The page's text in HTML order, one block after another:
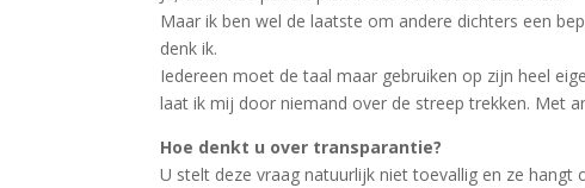
Maar ik ben wel de laatste om andere dichters een
denk ik.
Iedereen moet de taal maar gebruiken op zijn heel
laat ik mij door niemand over de streep trekken. Met
Hoe denkt u over transparantie?
U stelt deze vraag natuurlijk niet toevallig en ze hangt